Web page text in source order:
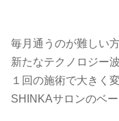
毎月通うのが難しい
新たなテクノロジー
１回の施術で大きく
SHINKAサロンのベ